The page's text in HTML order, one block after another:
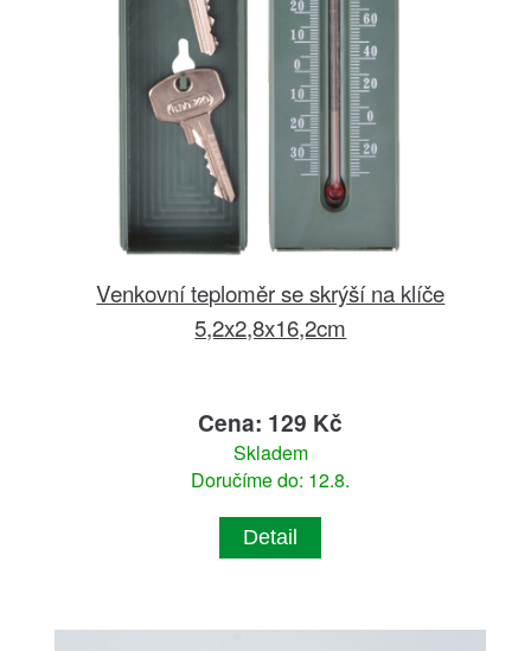
Venkovní teploměr se skrýší na klíče
5,2x2,8x16,2cm
Cena: 129 Kč
Skladem
Doručíme do: 12.8.
Detail